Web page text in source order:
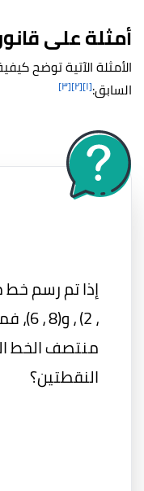
أمثلة على
الأمثلة الآتية توضح
السابق:[١] [٢] [٣]
، 2) ،
منتصف الخط
النقطتين؟